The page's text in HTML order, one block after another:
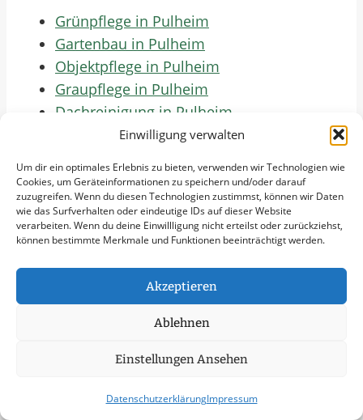
Einwilligung verwalten
Um dir ein optimales Erlebnis zu bieten, verwenden wir Technologien wie
Cookies, um Geräteinformationen zu speichern und/oder darauf
zuzugreifen. Wenn du diesen Technologien zustimmst, können wir Daten
wie das Surfverhalten oder eindeutige IDs auf dieser Website
verarbeiten. Wenn du deine Einwillligung nicht erteilst oder zurückziehst,
können bestimmte Merkmale und Funktionen beeinträchtigt werden.
Akzeptieren
Ablehnen
Einstellungen Ansehen
DatenschutzerklärungImpressum
Grünpflege in Pulheim
Gartenbau in Pulheim
Objektpflege in Pulheim
Graupflege in Pulheim
Dachreinigung in Pulheim
Städte Im Umkreis Von
50 Km
Räumung von öffentlichen Flächen in
Köln
Räumung von öffentlichen Flächen in
Düsseldorf
Räumung von öffentlichen Flächen in
Wuppertal